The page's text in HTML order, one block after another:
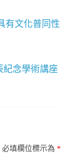
有文化普同性
紀念學術講座
必填欄位標示為 *